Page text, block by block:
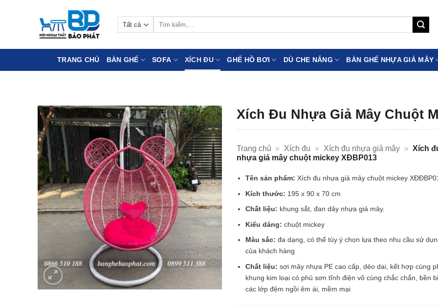
TRANG CHỦ BÀN GHẾ SOFA XÍCH ĐU GHẾ HỒ BƠI DÙ CHE NẮNG BÀN GHẾ NHỰA GIẢ MÂY
Xích Đu Nhựa Giả Mây Chuột
Trang chủ » Xích đu » Xích đu nhựa giả mây » Xích
nhựa giả mây chuột mickey XĐBP013
Tên sản phẩm: Xích đu nhựa giả mây chuột mickey
Kích thước: 195 x 90 x 70 cm
Chất liệu: khung sắt, đan dây nhựa giả mây.
Kiểu dáng: chuột mickey
Màu sắc: đa dạng, có thể tùy ý chọn lựa theo nhu cầu sử
của khách hàng
Chất liệu: sợi mây nhựa PE cao cấp, dẻo dai, kết hợp cùng
khung kim loại có phủ sơn tĩnh điện vô cùng chắc chắn, bền
các lớp đệm ngồi êm ái, mềm mại